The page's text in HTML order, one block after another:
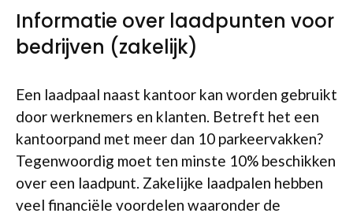
Informatie over laadpunten voor
bedrijven (zakelijk)
Een laadpaal naast kantoor kan worden gebruikt
door werknemers en klanten. Betreft het een
kantoorpand met meer dan 10 parkeervakken?
Tegenwoordig moet ten minste 10% beschikken
over een laadpunt. Zakelijke laadpalen hebben
veel financiële voordelen waaronder de